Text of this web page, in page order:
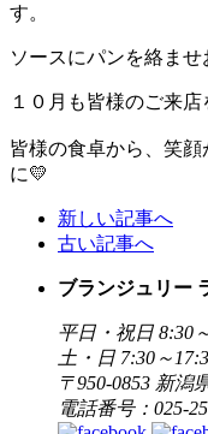
す。
ソースにパンを絡ませ
１０月も皆様のご来店
皆様の食卓から、笑
に💛
新しい記事へ
古い記事へ
ブランジュリー
平日・祝日 8:30
土・日 7:30～
〒950-0853 新潟
電話番号：025-